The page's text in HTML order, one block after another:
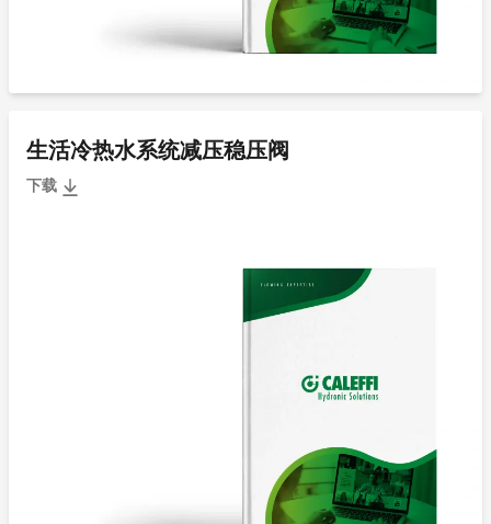
生活冷热水系统减压稳压阀
下载